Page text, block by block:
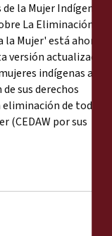
la Mujer Indígena
La Eliminación de
Mujer' está ahora
versión actualizada
indígenas a
sus derechos
de todas
(CEDAW por sus